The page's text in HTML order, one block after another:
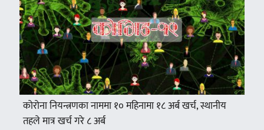
कोरोना नियन्त्रणका नाममा १० महिनामा १८ अर्ब खर्च, स्थानीय
तहले मात्र खर्च गरे ८ अर्ब